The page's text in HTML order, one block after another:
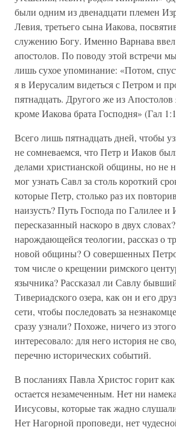
были одним из двенадцати племен
Левия, третьего сына Иакова,
служению Богу. Именно Варнава
апостолов. По поводу этой встречи
лишь сухое упоминание: «Потом,
я в Иерусалим видеться с Петром и
пятнадцать. Другого же из Апостолов
кроме Иакова брата Господня» (Гал
Всего лишь пятнадцать дней, чтобы
не сомневаемся, что Петр и Иаков
делами христианской общины, но не
мог узнать Савл за столь короткий
которые Петр, столько раз их
наизусть? Путь Господа по Галилее и
пересказанный наскоро в двух
нарождающейся теологии, рассказ о
новой общины? О совершенных
том числе о крещении римского
язычника? Рассказал ли Савлу
Тивериадского озера, как он и его
сети, чтобы последовать за
сразу узнали? Похоже, ничего из
интересовало: для него история не
перечню исторических событий.
В посланиях Павла Христос горит
остается незамеченным. Нет ни
Иисусовы, которые так жадно
Нет Нагорной проповеди, нет